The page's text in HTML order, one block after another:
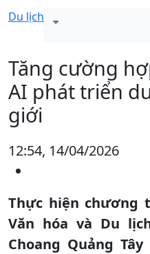
Du lịch
Tăng cường
AI phát triển
giới
12:54, 14/04/2026
Thực hiện chương
Văn hóa và Du
Choang Quảng